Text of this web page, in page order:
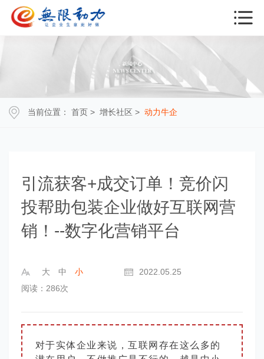
当前位置： 首页 > 增长社区 > 动力牛企
引流获客+成交订单！竞价闪
投帮助包装企业做好互联网营
销！--数字化营销平台
大 中 小
2022.05.25
阅读：286次
对于实体企业来说，互联网存在这么多的